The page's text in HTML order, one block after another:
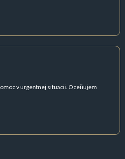
v urgentnej situacii. Oceňujem